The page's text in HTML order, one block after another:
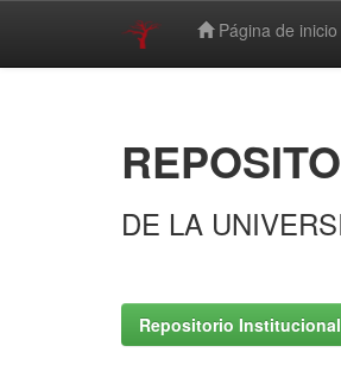
Página de inicio
DE LA
Repositorio